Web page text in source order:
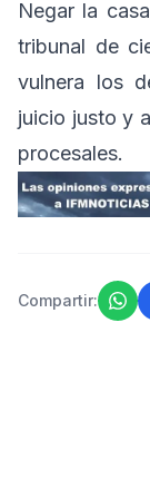
Negar la
tribunal de
vulnera los
juicio justo y
procesales.
Compartir: